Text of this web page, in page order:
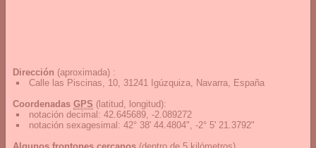
Dirección (aproximada) :
Calle las Piscinas, 10, 31241 Igúzquiza, Navarra, España
Coordenadas GPS (latitud, longitud):
notación decimal : 42.645689, -2.089272
notación sexagesimal : 42° 38' 44.4804", -2° 5' 21.3792"